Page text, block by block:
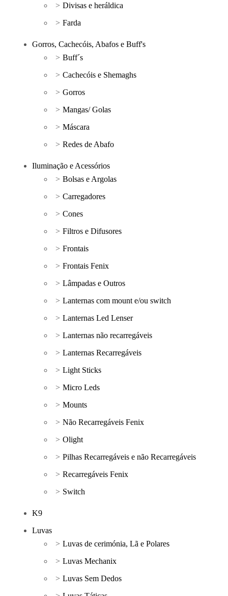
Divisas e heráldica
Farda
Gorros, Cachecóis, Abafos e Buff's
Buff´s
Cachecóis e Shemaghs
Gorros
Mangas/ Golas
Máscara
Redes de Abafo
Iluminação e Acessórios
Bolsas e Argolas
Carregadores
Cones
Filtros e Difusores
Frontais
Frontais Fenix
Lâmpadas e Outros
Lanternas com mount e/ou switch
Lanternas Led Lenser
Lanternas não recarregáveis
Lanternas Recarregáveis
Light Sticks
Micro Leds
Mounts
Não Recarregáveis Fenix
Olight
Pilhas Recarregáveis e não Recarregáveis
Recarregáveis Fenix
Switch
K9
Luvas
Luvas de cerimónia, Lã e Polares
Luvas Mechanix
Luvas Sem Dedos